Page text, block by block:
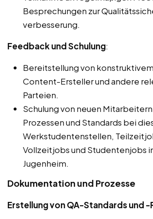
Besprechungen zur
verbesserung.
Feedback und Schulung:
Bereitstellung von
Content-Ersteller und andere
Parteien.
Schulung von neuen Mitarbeitern
Prozessen und Standards bei
Werkstudentenstellen,
Vollzeitjobs und Studentenjobs
Jugenheim.
Dokumentation und Prozesse
Erstellung von QA-Standards und -